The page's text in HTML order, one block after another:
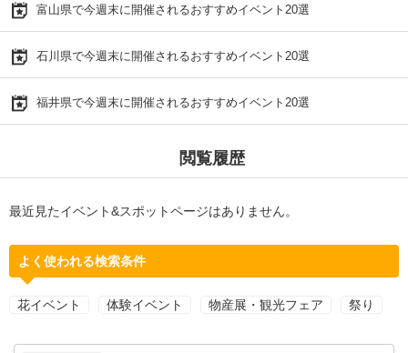
富山県で今週末に開催されるおすすめイベント20選
石川県で今週末に開催されるおすすめイベント20選
福井県で今週末に開催されるおすすめイベント20選
閲覧履歴
最近見たイベント&スポットページはありません。
よく使われる検索条件
花イベント 体験イベント 物産展・観光フェア 祭り